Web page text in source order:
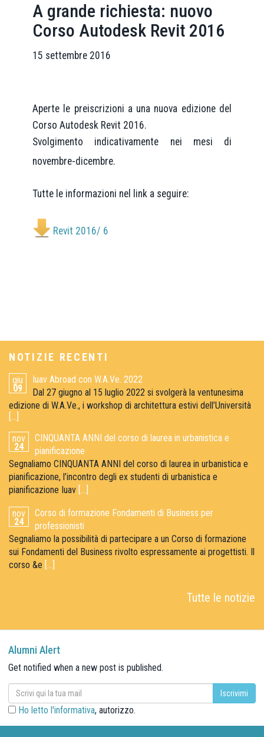
A grande richiesta: nuovo
Corso Autodesk Revit 2016
15 settembre 2016
Aperte le preiscrizioni a una nuova edizione del
Corso Autodesk Revit 2016.
Svolgimento indicativamente nei mesi di
novembre-dicembre.
Tutte le informazioni nel link a seguire:
Revit 2016/ 6
NOTIZIE RECENTI
giu
09
Iuav Abroad con W.A.Ve. 2022
Dal 27 giugno al 15 luglio 2022 si svolgerà la ventunesima
edizione di W.A.Ve., i workshop di architettura estivi dell’Università
[...]
nov
24
CINQUANTA ANNI del corso di laurea in urbanistica e
pianificazione
Segnaliamo CINQUANTA ANNI del corso di laurea in urbanistica e
pianificazione, l’incontro degli ex studenti di urbanistica e
pianificazione Iuav [...]
nov
24
Corso di formazione Fondamenti di Business per
professionisti
Segnaliamo la possibilità di partecipare a un Corso di formazione
sui Fondamenti del Business rivolto espressamente ai progettisti. Il
corso &e [...]
Tutte le notizie
Alumni Alert
Get notified when a new post is published.
Ho letto l'informativa, autorizzo.